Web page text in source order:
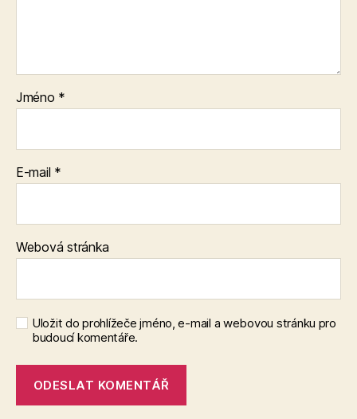
Jméno *
E-mail *
Webová stránka
Uložit do prohlížeče jméno, e-mail a webovou stránku pro
budoucí komentáře.